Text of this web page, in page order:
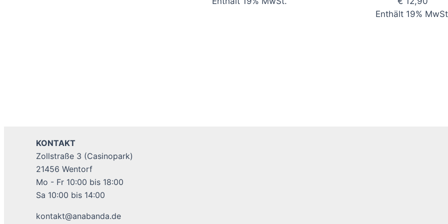
Enthält 19%
KONTAKT
Zollstraße 3 (Casinopark)
21456 Wentorf
Mo - Fr 10:00 bis 18:00
Sa 10:00 bis 14:00
kontakt@anabanda.de